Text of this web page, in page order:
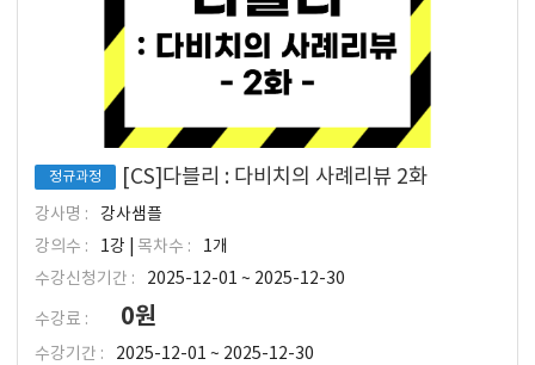
정규과정 [CS]다블리 : 다비치의 사례리뷰 2화
강사명 :
강사샘플
강의수 :
1강 | 목차수 :
1개
수강신청기간 :
2025-12-01 ~ 2025-12-30
수강료 : 0원
수강기간 : 2025-12-01 ~ 2025-12-30